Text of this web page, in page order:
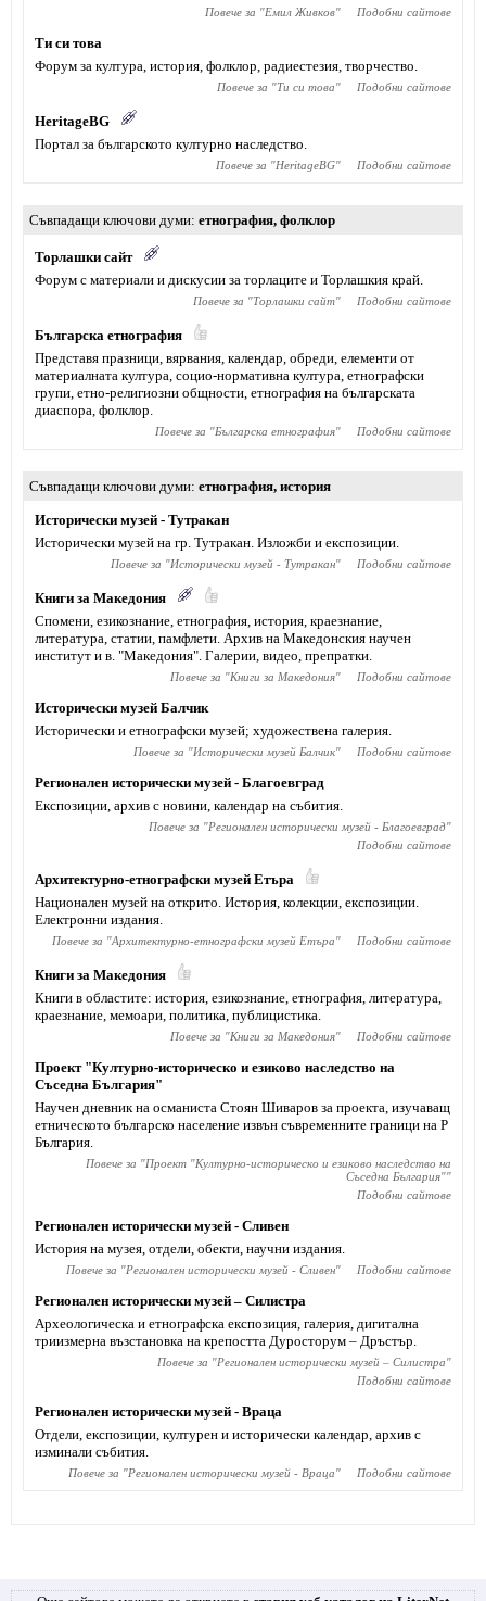
Повече за "Емил Живков" Подобни сайтове
Ти си това
Форум за култура, история, фолклор, радиестезия, творчество.
Повече за "Ти си това" Подобни сайтове
HeritageBG
Портал за българското културно наследство.
Повече за "HeritageBG" Подобни сайтове
Съвпадащи ключови думи етнография, фолклор
Торлашки сайт
Форум с материали и дискусии за торлаците и Торлашкия край.
Повече за "Торлашки сайт" Подобни сайтове
Българска етнография
Представя празници, вярвания, календар, обреди, елементи от
материалната култура, социо-нормативна култура, етнографски
групи, етно-религиозни общности, етнография на българската
диаспора, фолклор.
Повече за "Българска етнография" Подобни сайтове
Съвпадащи ключови думи етнография, история
Исторически музей - Тутракан
Исторически музей на гр. Тутракан. Изложби и експозиции.
Повече за "Исторически музей - Тутракан" Подобни сайтове
Книги за Македония
Спомени, eзикознание, етнография, история, краезнание,
литература, статии, памфлети. Архив на Македонския научен
институт и в. "Македония". Галерии, видео, препратки.
Повече за "Книги за Македония" Подобни сайтове
Исторически музей Балчик
Исторически и етнографски музей; художествена галерия.
Повече за "Исторически музей Балчик" Подобни сайтове
Регионален исторически музей - Благоевград
Експозиции, архив с новини, календар на събития.
Повече за "Регионален исторически музей - Благоевград"
Подобни сайтове
Архитектурно-етнографски музей Етъра
Национален музей на открито. История, колекции, експозиции.
Електронни издания.
Повече за "Архитектурно-етнографски музей Етъра" Подобни сайтове
Книги за Македония
Книги в областите: история, езикознание, етнография, литература,
краезнание, мемоари, политика, публицистика.
Повече за "Книги за Македония" Подобни сайтове
Проект "Културно-историческо и езиково наследство на
Съседна България"
Научен дневник на османиста Стоян Шиваров за проекта, изучаващ
етническото българско население извън съвременните граници на Р
България.
Повече за "Проект "Културно-историческо и езиково наследство на
Съседна България""
Подобни сайтове
Регионален исторически музей - Сливен
История на музея, отдели, обекти, научни издания.
Повече за "Регионален исторически музей - Сливен" Подобни сайтове
Регионален исторически музей – Силистра
Археологическа и етнографска експозиция, галерия, дигитална
триизмерна възстановка на крепостта Дуросторум – Дръстър.
Повече за "Регионален исторически музей – Силистра"
Подобни сайтове
Регионален исторически музей - Враца
Отдели, експозиции, културен и исторически календар, архив с
изминали събития.
Повече за "Регионален исторически музей - Враца" Подобни сайтове